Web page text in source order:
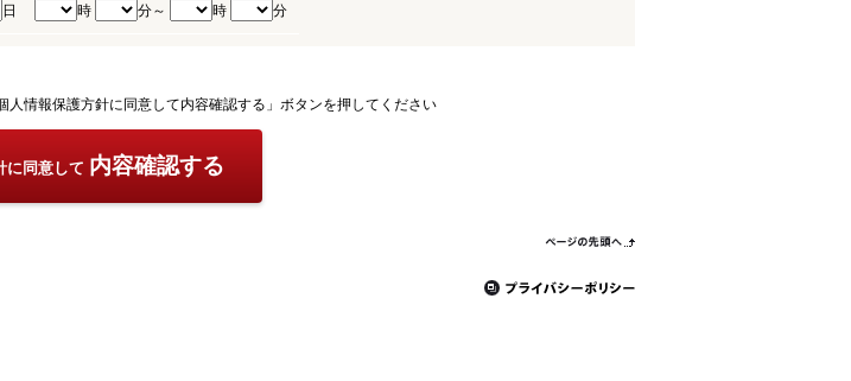
日 時 分～ 時 分
人情報保護方針に同意して内容確認する」ボタンを押してください
に同意して 内容確認する